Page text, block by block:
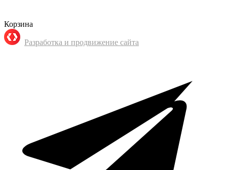
Корзина
Разработка и продвижение сайта